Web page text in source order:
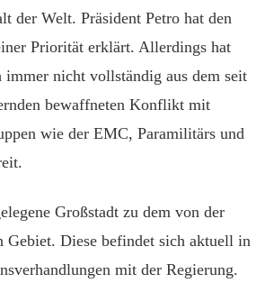
der Welt. Präsident Petro hat den
Priorität erklärt. Allerdings hat
immer nicht vollständig aus dem seit
bewaffneten Konflikt mit
wie der EMC, Paramilitärs und
Großstadt zu dem von der
Diese befindet sich aktuell in
mit der Regierung.